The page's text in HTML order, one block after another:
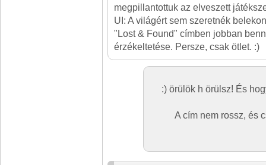
megpillantottuk az elveszett
UI: A világért sem szeretnék
"Lost & Found" címben jobban
érzékeltetése. Persze, csak ötlet. :)
:) örülök h örülsz! És
A cím nem rossz, és